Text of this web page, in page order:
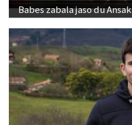
Babes zabala jaso du Ansak